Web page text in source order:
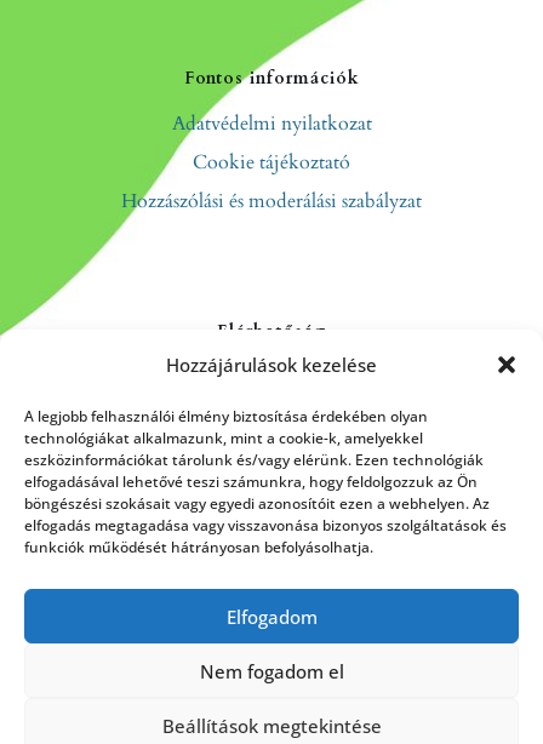
Hozzájárulások kezelése
A legjobb felhasználói élmény biztosítása érdekében olyan
technológiákat alkalmazunk, mint a cookie-k, amelyekkel
eszközinformációkat tárolunk és/vagy elérünk. Ezen technológiák
elfogadásával lehetővé teszi számunkra, hogy feldolgozzuk az Ön
böngészési szokásait vagy egyedi azonosítóit ezen a webhelyen. Az
elfogadás megtagadása vagy visszavonása bizonyos szolgáltatások és
funkciók működését hátrányosan befolyásolhatja.
Elfogadom
Nem fogadom el
Beállítások megtekintése
Fontos információk
Adatvédelmi nyilatkozat
Cookie tájékoztató
Hozzászólási és moderálási szabályzat
Elérhetőség
Kapcsolat
Rólunk
HÍRLEVÉL FELIRATKOZÁS